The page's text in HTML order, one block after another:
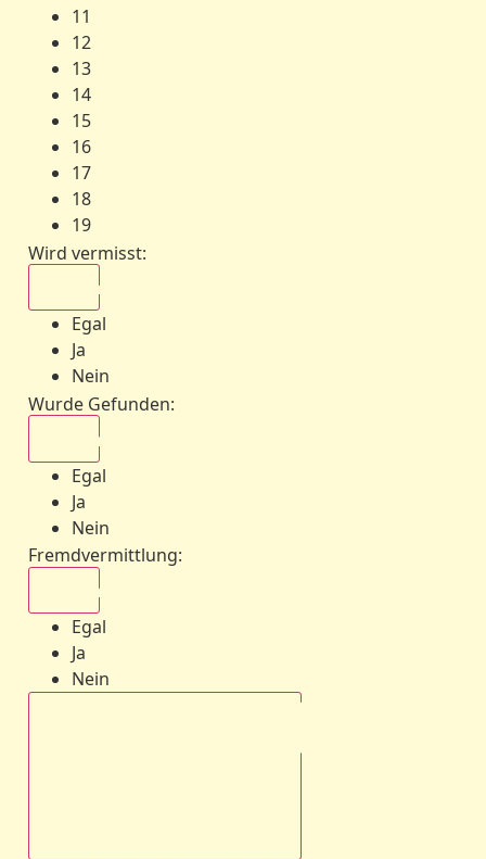
11
12
13
14
15
16
17
18
19
Wird vermisst:
Egal
Ja
Nein
Wurde Gefunden:
Egal
Ja
Nein
Fremdvermittlung:
Egal
Ja
Nein